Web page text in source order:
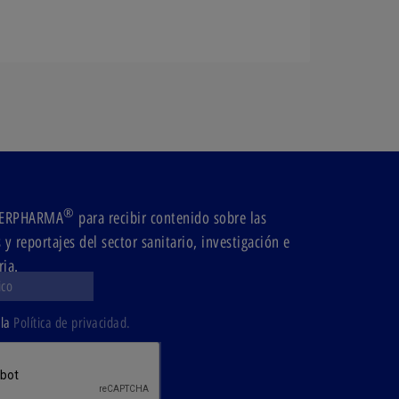
® para recibir contenido sobre las
y reportajes del sector sanitario, investigación e
Política de privacidad.